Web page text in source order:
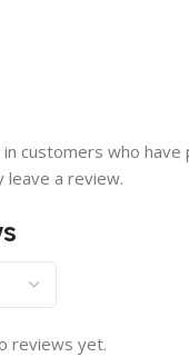
reviews yet.
customers who have
leave a review.